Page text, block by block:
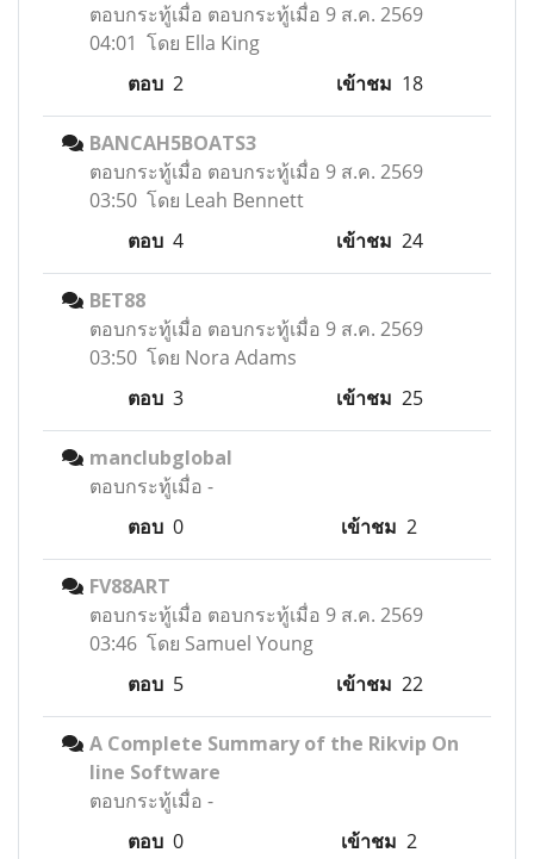
ตอบกระทู้เมื่อ ตอบกระทู้เมื่อ 9 ส.ค. 2569
04:01 โดย Ella King
ตอบ 2 เข้าชม 18
BANCAH5BOATS3
ตอบกระทู้เมื่อ ตอบกระทู้เมื่อ 9 ส.ค. 2569
03:50 โดย Leah Bennett
ตอบ 4 เข้าชม 24
BET88
ตอบกระทู้เมื่อ ตอบกระทู้เมื่อ 9 ส.ค. 2569
03:50 โดย Nora Adams
ตอบ 3 เข้าชม 25
manclubglobal
ตอบกระทู้เมื่อ -
ตอบ 0 เข้าชม 2
FV88ART
ตอบกระทู้เมื่อ ตอบกระทู้เมื่อ 9 ส.ค. 2569
03:46 โดย Samuel Young
ตอบ 5 เข้าชม 22
A Complete Summary of the Rikvip On
line Software
ตอบกระทู้เมื่อ -
ตอบ 0 เข้าชม 2